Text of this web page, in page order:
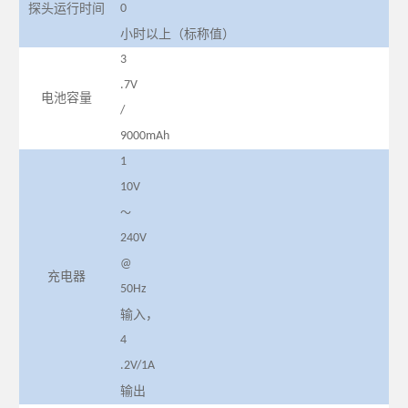
探头运行时间
0
小时以上（标称值）
电池容量
3
.7V
/
9000mAh
充电器
1
10V
～
240V
@
50Hz
输入，
4
.2V/1A
输出